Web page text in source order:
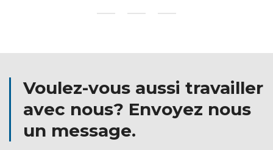
Voulez-vous aussi travailler
avec nous? Envoyez nous
un message.